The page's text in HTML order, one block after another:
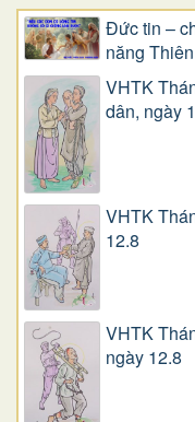
Đức tin –
năng
VHTK
dân, ngày
VHTK
12.8
VHTK
ngày 12.8